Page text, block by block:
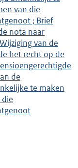
van die
; Brief
nota naar
van de
het recht op de
de
te maken